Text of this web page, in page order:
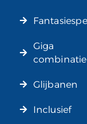
Giga
Glijbanen
Inclusief